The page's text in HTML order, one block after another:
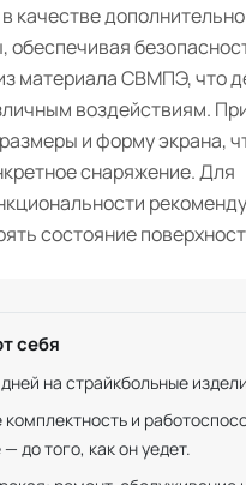
качестве
материала СВМПЭ, что
воздействиям.
и форму экрана,
снаряжение. Для
состояние
себя
дней на страйкбольные
и
до того, как он уедет.